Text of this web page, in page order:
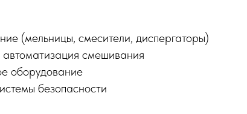
(мельницы, смесители, диспергаторы)
смешивания
оборудование
безопасности